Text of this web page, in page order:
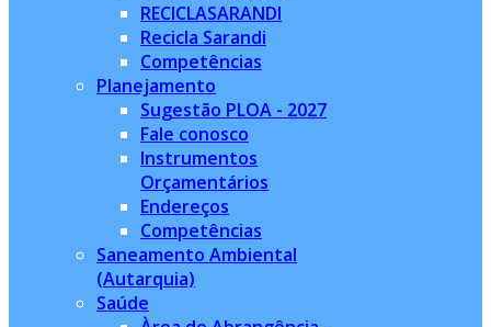
RECICLASARANDI
Recicla Sarandi
Competências
Planejamento
Sugestão PLOA - 2027
Fale conosco
Instrumentos
Orçamentários
Endereços
Competências
Saneamento Ambiental
(Autarquia)
Saúde